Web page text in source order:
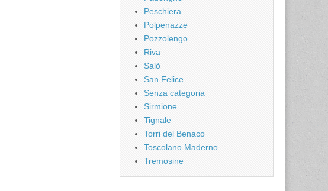
Peschiera
Polpenazze
Pozzolengo
Riva
Salò
San Felice
Senza categoria
Sirmione
Tignale
Torri del Benaco
Toscolano Maderno
Tremosine